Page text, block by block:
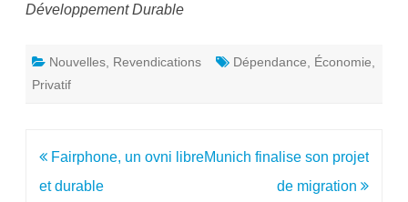
Développement Durable
Nouvelles Revendications Dépendance Économie
Privatif
Navigation
de
Fairphone, un ovni libre
et durable
Munich finalise son projet
de migration